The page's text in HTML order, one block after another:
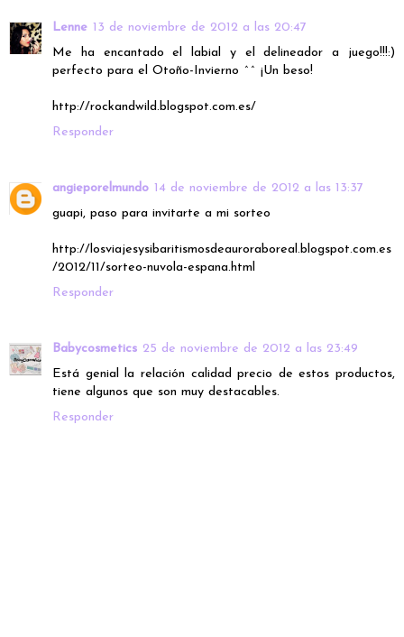
Lenne 13 de noviembre de 2012 a las 20:47
Me ha encantado el labial y el delineador a juego!!!:)
perfecto para el Otoño-Invierno ^^ ¡Un beso!
http://rockandwild.blogspot.com.es/
Responder
angieporelmundo 14 de noviembre de 2012 a las 13:37
guapi, paso para invitarte a mi sorteo
http://losviajesysibaritismosdeauroraboreal.blogspot.com.es
/2012/11/sorteo-nuvola-espana.html
Responder
Babycosmetics 25 de noviembre de 2012 a las 23:49
Está genial la relación calidad precio de estos productos,
tiene algunos que son muy destacables.
Responder